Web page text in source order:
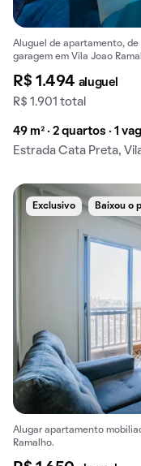
Aluguel de apartamento, de
garagem em Vila Joao
R$ 1.494 aluguel
R$ 1.901 total
49 m² · 2 quartos · 1
Estrada Cata Preta,
Exclusivo Baixou o
Alugar apartamento
Ramalho.